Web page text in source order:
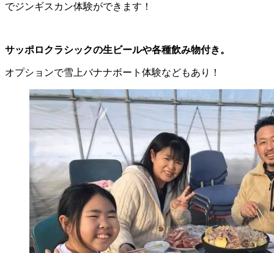
でジンギスカン体験ができます！
サッポロクラシックの生ビールや各種飲み物付き。
オプションで雪上バナナボート体験などもあり！